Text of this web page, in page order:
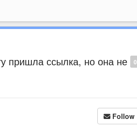
0
пришла ссылка, но она не
Follow